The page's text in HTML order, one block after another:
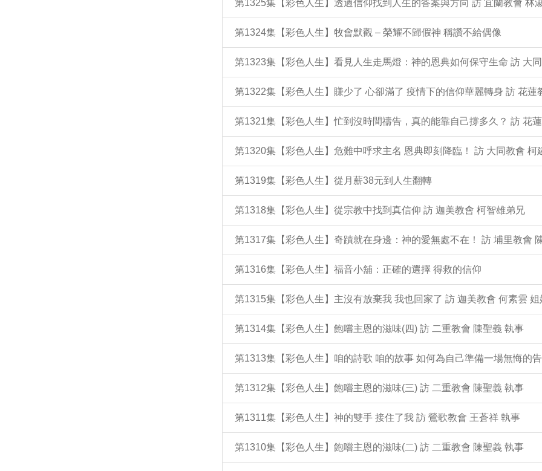
第1325集【彩色人生】透過信仰找到人生的答案與方向 訪 宜蘭教會 林
第1324集【彩色人生】牧會默觀 – 榮耀不歸假神 稱讚不給偶像
第1323集【彩色人生】看見人生走馬燈：神的恩典如何保守生命 訪 大
第1322集【彩色人生】賺少了 心卻滿了 疫情下的信仰華麗轉身 訪 花蓮
第1321集【彩色人生】忙到沒時間禱告，真的能靠自己撐多久？ 訪 花
第1320集【彩色人生】危難中呼求主名 恩典即刻降臨！ 訪 大同教會 柯
第1319集【彩色人生】從月薪38元到人生翻轉
第1318集【彩色人生】從宗教中找到真信仰 訪 迦美教會 柯智雄弟兄
第1317集【彩色人生】奇蹟就在身邊：神的愛無處不在！ 訪 埔里教會
第1316集【彩色人生】福音小舖：正確的選擇 得救的信仰
第1315集【彩色人生】主沒有放棄我 我也回家了 訪 迦美教會 何素雲 姐
第1314集【彩色人生】飽嚐主恩的滋味(四) 訪 二重教會 陳聖義 執事
第1313集【彩色人生】咱的詩歌 咱的故事 如何為自己準備一場無悔的
第1312集【彩色人生】飽嚐主恩的滋味(三) 訪 二重教會 陳聖義 執事
第1311集【彩色人生】神的雙手 接住了我 訪 鶯歌教會 王蒼祥 執事
第1310集【彩色人生】飽嚐主恩的滋味(二) 訪 二重教會 陳聖義 執事